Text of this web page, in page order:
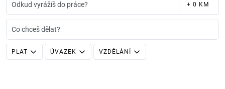
Odkud vyrážíš do práce? + 0 KM
Co chceš dělat?
PLAT ÚVAZEK VZDĚLÁNÍ